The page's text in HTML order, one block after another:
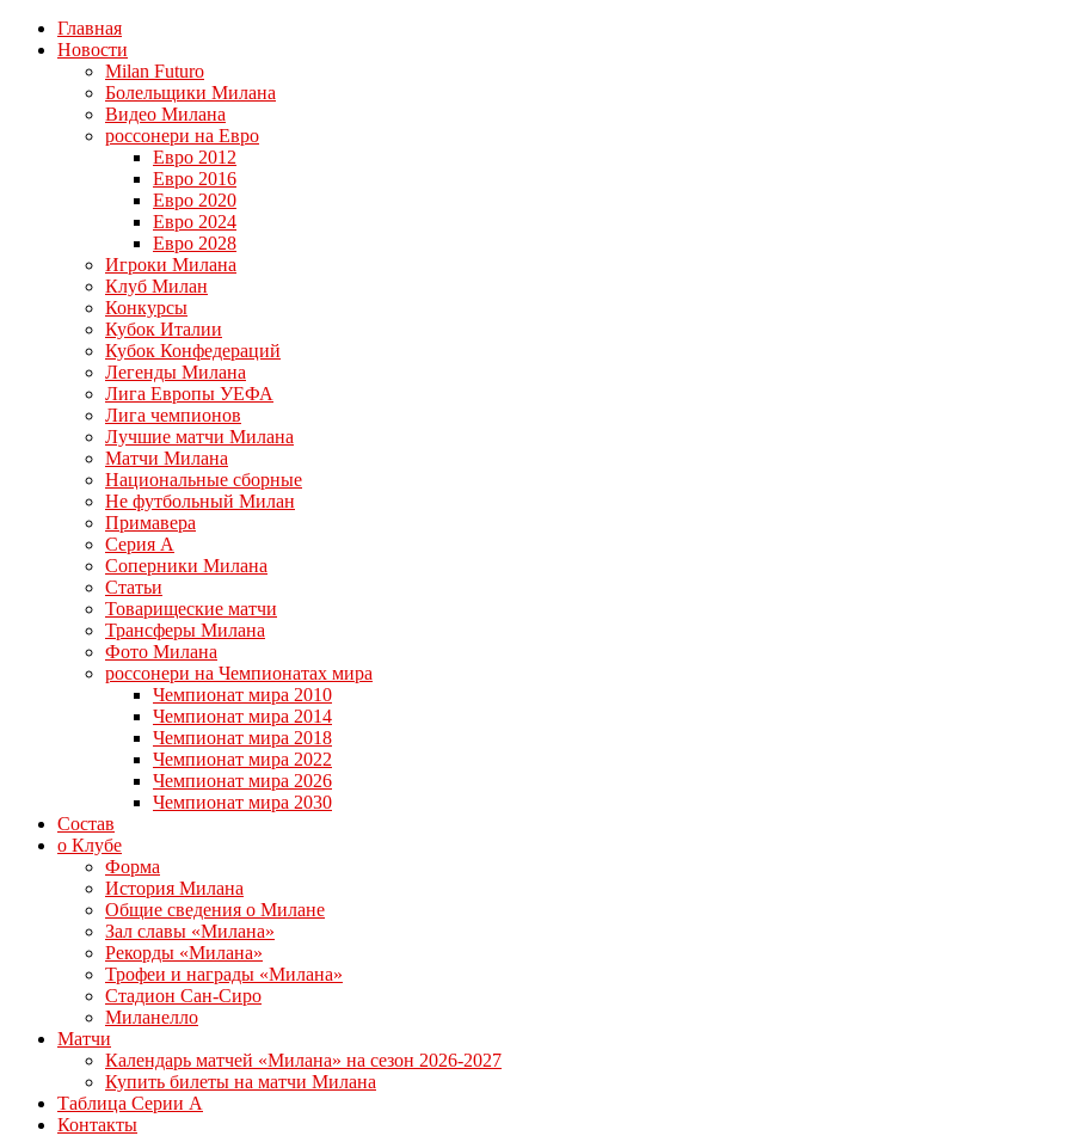
Главная
Новости
Milan Futuro
Болельщики Милана
Видео Милана
россонери на Евро
Евро 2012
Евро 2016
Евро 2020
Евро 2024
Евро 2028
Игроки Милана
Клуб Милан
Конкурсы
Кубок Италии
Кубок Конфедераций
Легенды Милана
Лига Европы УЕФА
Лига чемпионов
Лучшие матчи Милана
Матчи Милана
Национальные сборные
Не футбольный Милан
Примавера
Серия А
Соперники Милана
Статьи
Товарищеские матчи
Трансферы Милана
Фото Милана
россонери на Чемпионатах мира
Чемпионат мира 2010
Чемпионат мира 2014
Чемпионат мира 2018
Чемпионат мира 2022
Чемпионат мира 2026
Чемпионат мира 2030
Состав
о Клубе
Форма
История Милана
Общие сведения о Милане
Зал славы «Милана»
Рекорды «Милана»
Трофеи и награды «Милана»
Стадион Сан-Сиро
Миланелло
Матчи
Календарь матчей «Милана» на сезон 2026-2027
Купить билеты на матчи Милана
Таблица Серии А
Контакты